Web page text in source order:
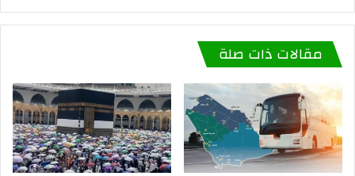
مقالات ذات صلة